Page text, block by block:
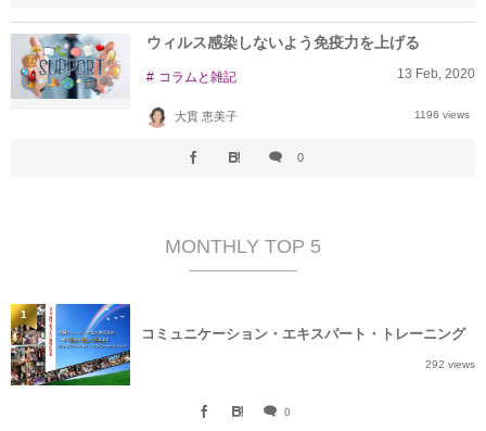
ウィルス感染しないよう免疫力を上げる
コラムと雑記 13 Feb, 2020
大貫 恵美子 1196 views
0
MONTHLY TOP 5
コミュニケーション・エキスパート・トレーニング
292 views
0
1